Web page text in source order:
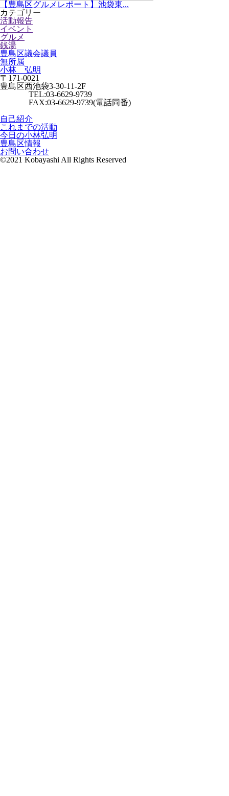
【豊島区グルメレポート】池袋東...
カテゴリー
活動報告
イベント
グルメ
銭湯
豊島区議会議員
無所属
小林 弘明
〒171-0021
豊島区西池袋3-30-11-2F
TEL:03-6629-9739
FAX:03-6629-9739(電話同番)
自己紹介
これまでの活動
今日の小林弘明
豊島区情報
お問い合わせ
©2021 Kobayashi All Rights Reserved